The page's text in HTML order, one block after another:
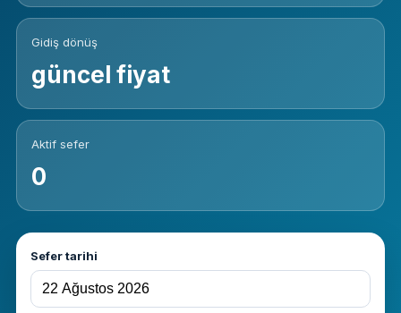
Gidiş dönüş
güncel fiyat
Aktif sefer
0
Sefer tarihi